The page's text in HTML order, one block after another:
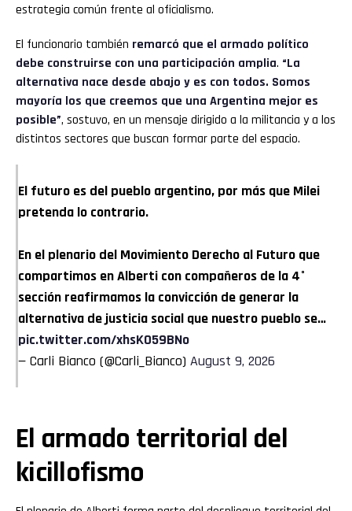
estrategia común frente al oficialismo.
El funcionario también remarcó que el armado político
debe construirse con una participación amplia. “La
alternativa nace desde abajo y es con todos. Somos
mayoría los que creemos que una Argentina mejor es
posible”, sostuvo, en un mensaje dirigido a la militancia y a los
distintos sectores que buscan formar parte del espacio.
El futuro es del pueblo argentino, por más que Milei
pretenda lo contrario.
En el plenario del Movimiento Derecho al Futuro que
compartimos en Alberti con compañeros de la 4°
sección reafirmamos la convicción de generar la
alternativa de justicia social que nuestro pueblo se…
pic.twitter.com/xhsK059BNo
— Carli Bianco (@Carli_Bianco) August 9, 2026
El armado territorial del
kicillofismo